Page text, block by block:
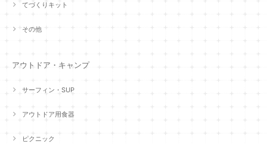
てづくりキット
その他
アウトドア・キャンプ
サーフィン・SUP
アウトドア用食器
ピクニック